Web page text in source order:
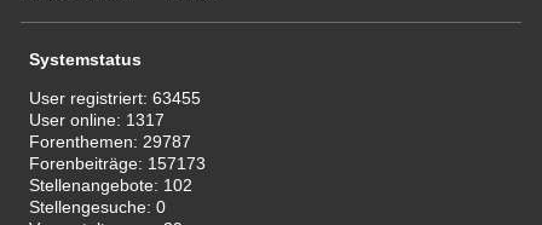
Systemstatus
User registriert:63455
User online: 1317
Forenthemen: 29787
Forenbeiträge: 157173
Stellenangebote: 102
Stellengesuche:0